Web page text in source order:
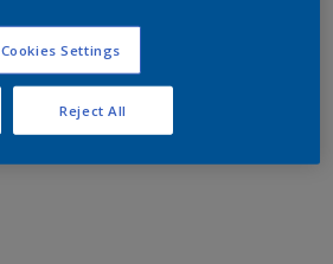
Cookies Settings
Reject All